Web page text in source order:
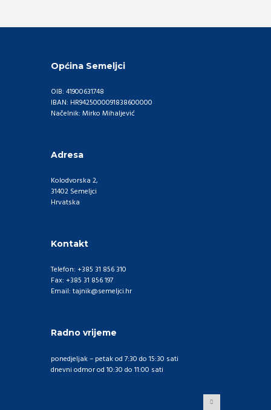
Općina Semeljci
OIB: 41900631748
IBAN: HR9425000091838600000
Načelnik: Mirko Mihaljević
Adresa
Kolodvorska 2,
31402 Semeljci
Hrvatska
Kontakt
Telefon: +385 31 856 310
Fax: +385 31 856 197
Email: tajnik@semeljci.hr
Radno vrijeme
ponedjeljak – petak od 7:30 do 15:30 sati
dnevni odmor od 10:30 do 11:00 sati